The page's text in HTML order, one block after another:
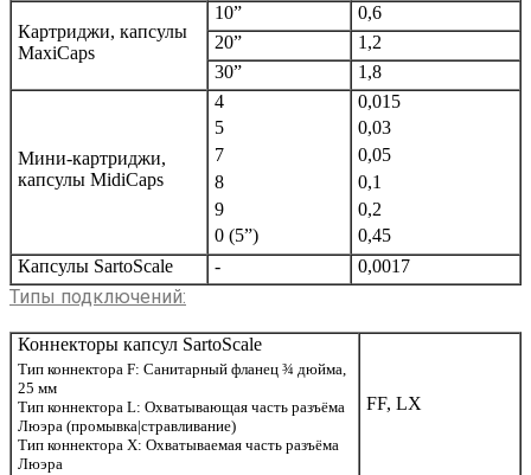
Картриджи, капсулы
MaxiCaps
10”
0,6
20”
1,2
30”
1,8
Мини-картриджи,
капсулы MidiCaps
4
5
7
8
9
0 (5”)
0,015
0,03
0,05
0,1
0,2
0,45
Капсулы SartoScale
- 0,0017
Типы подключений:
Коннекторы капсул SartoScale
Тип коннектора F: Санитарный фланец ¾ дюйма,
25 мм
Тип коннектора L: Охватывающая часть разъёма
Люэра (промывка|стравливание)
Тип коннектора X: Охватываемая часть разъёма
Люэра
FF, LX